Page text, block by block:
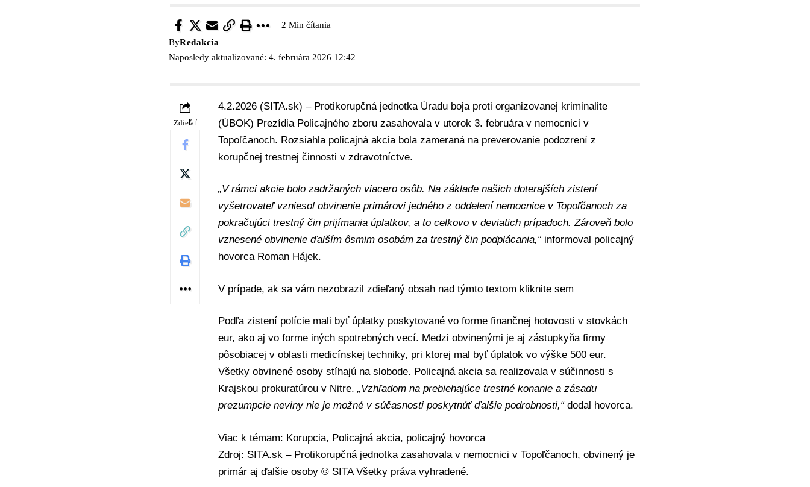
Naposledy aktualizované: 4. februára 2026 12:42
ByRedakcia
2 Min čítania
Zdieľať
4.2.2026 (SITA.sk) – Protikorupčná jednotka Úradu boja proti organizovanej kriminalite
(ÚBOK) Prezídia Policajného zboru zasahovala v utorok 3. februára v nemocnici v
Topoľčanoch. Rozsiahla policajná akciabola zameraná na preverovanie podozrení z
korupčnej trestnej činnosti v zdravotníctve.
„V rámci akcie bolo zadržaných viacero osôb. Na základe našich doterajších zistení
vyšetrovateľ vzniesol obvinenie primárovi jedného z oddelení nemocnice v Topoľčanoch za
pokračujúci trestný čin prijímania úplatkov, a to celkovo v deviatich prípadoch. Zároveň bolo
vznesené obvinenie ďalším ôsmim osobám za trestný čin podplácania,“ informoval policajný
hovorcaRoman Hájek.
V prípade, ak sa vám nezobrazil zdieľaný obsah nad týmto textom kliknite sem
Podľa zistení polície mali byť úplatky poskytované vo forme finančnej hotovosti v stovkách
eur, ako aj vo forme iných spotrebných vecí. Medzi obvinenými je aj zástupkyňa firmy
pôsobiacej v oblasti medicínskej techniky, pri ktorej mal byť úplatok vo výške 500 eur.
Všetky obvinené osoby stíhajú na slobode. Policajná akcia sa realizovala v súčinnosti s
Krajskou prokuratúrou v Nitre. „Vzhľadom na prebiehajúce trestné konanie a zásadu
prezumpcie neviny nie je možné v súčasnosti poskytnúť ďalšie podrobnosti,“dodal hovorca.
Viac k témam: Korupcia, Policajná akcia, policajný hovorca
Zdroj: SITA.sk – Protikorupčná jednotka zasahovala v nemocnici v Topoľčanoch, obvinený je
primár aj ďalšie osoby © SITA Všetky práva vyhradené.